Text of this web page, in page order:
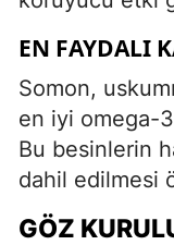
EN FAYDALI
Somon,
en iyi omega-3
Bu besinlerin
dahil edilmesi
GÖZ